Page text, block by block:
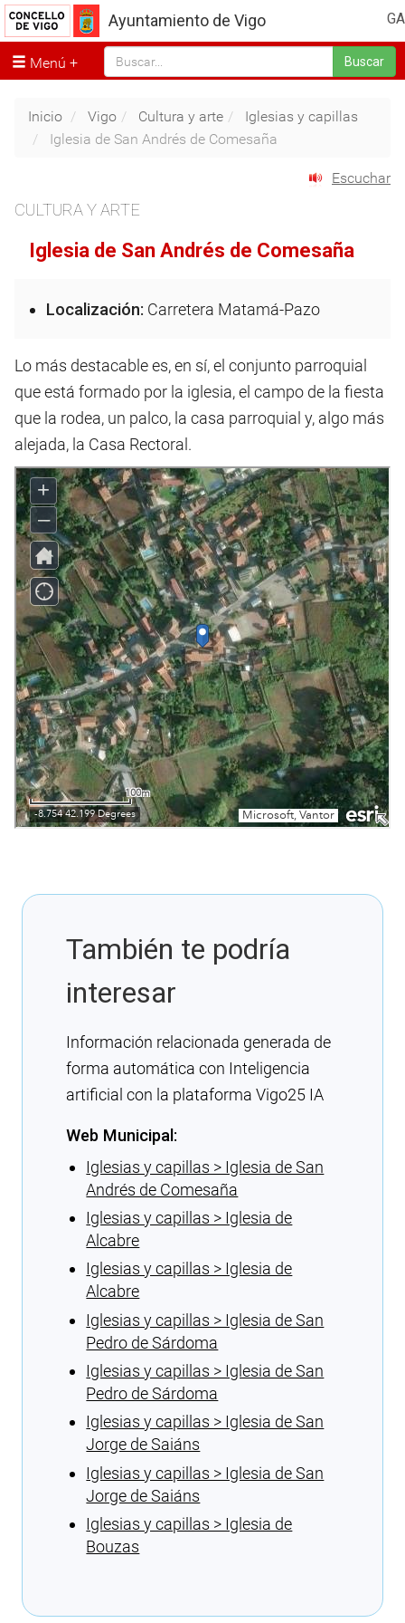
GA
Ayuntamiento de Vigo
Menú Buscar
Inicio Vigo Cultura y arte
Iglesias y capillas
Iglesia de San Andrés de Comesaña
Escuchar
CULTURA Y ARTE
Iglesia de San Andrés de Comesaña
Localización: Carretera Matamá-Pazo
Lo más destacable es, en sí, el conjunto parroquial
que está formado por la iglesia, el campo de la fiesta
que la rodea, un palco, la casa parroquial y, algo más
alejada, la Casa Rectoral.
También te podría
interesar
Información relacionada generada de
forma automática con Inteligencia
artificial con la plataforma Vigo25 IA
Web Municipal:
Iglesias y capillas > Iglesia de San
Andrés de Comesaña
Iglesias y capillas > Iglesia de
Alcabre
Iglesias y capillas > Iglesia de
Alcabre
Iglesias y capillas > Iglesia de San
Pedro de Sárdoma
Iglesias y capillas > Iglesia de San
Pedro de Sárdoma
Iglesias y capillas > Iglesia de San
Jorge de Saiáns
Iglesias y capillas > Iglesia de San
Jorge de Saiáns
Iglesias y capillas > Iglesia de
Bouzas